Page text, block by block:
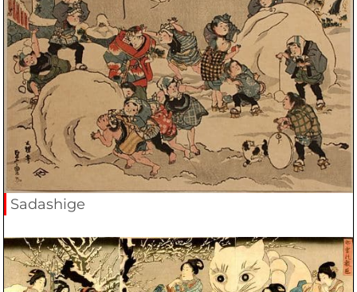
Sadashige